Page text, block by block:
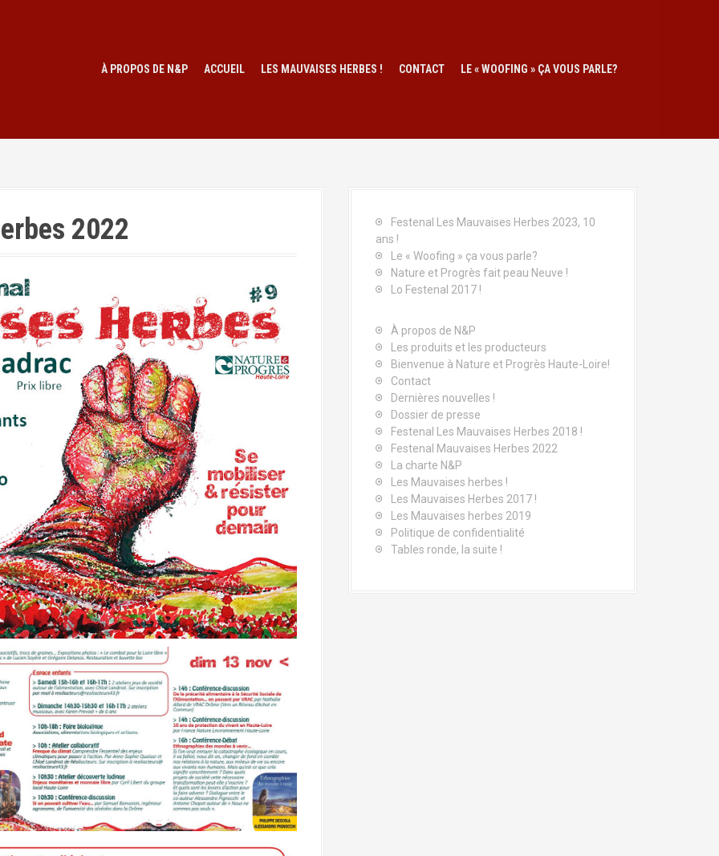
À PROPOS DE N&P ACCUEIL LES MAUVAISES HERBES ! CONTACT LE « WOOFING » ÇA VOUS PARLE?
2022
Festenal Les Mauvaises Herbes 2023, 10
ans !
Le « Woofing » ça vous parle?
Nature et Progrès fait peau Neuve !
Lo Festenal 2017 !
À propos de N&P
Les produits et les producteurs
Bienvenue à Nature et Progrès Haute-Loire!
Contact
Dernières nouvelles !
Dossier de presse
Festenal Les Mauvaises Herbes 2018 !
Festenal Mauvaises Herbes 2022
La charte N&P
Les Mauvaises herbes !
Les Mauvaises Herbes 2017 !
Les Mauvaises herbes 2019
Politique de confidentialité
Tables ronde, la suite !